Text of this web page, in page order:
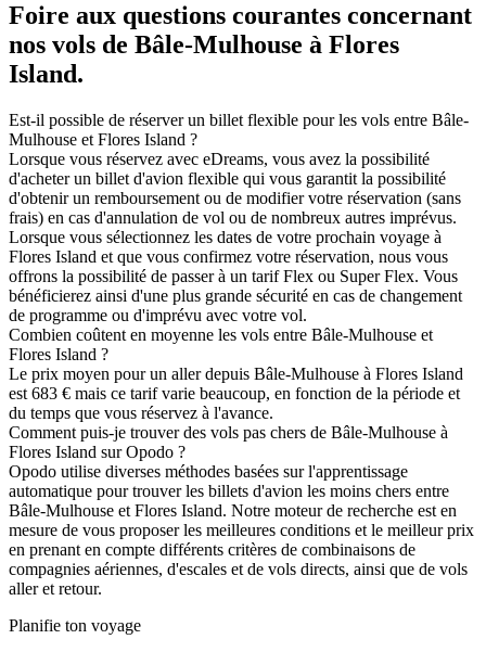
Foire aux questions courantes concernant
nos vols de Bâle-Mulhouse à Flores
Island.
Est-il possible de réserver un billet flexible pour les vols entre Bâle-
Mulhouse et Flores Island ?
Lorsque vous réservez avec eDreams, vous avez la possibilité
d'acheter un billet d'avion flexible qui vous garantit la possibilité
d'obtenir un remboursement ou de modifier votre réservation (sans
frais) en cas d'annulation de vol ou de nombreux autres imprévus.
Lorsque vous sélectionnez les dates de votre prochain voyage à
Flores Island et que vous confirmez votre réservation, nous vous
offrons la possibilité de passer à un tarif Flex ou Super Flex. Vous
bénéficierez ainsi d'une plus grande sécurité en cas de changement
de programme ou d'imprévu avec votre vol.
Combien coûtent en moyenne les vols entre Bâle-Mulhouse et
Flores Island ?
Le prix moyen pour un aller depuis Bâle-Mulhouse à Flores Island
est 683 € mais ce tarif varie beaucoup, en fonction de la période et
du temps que vous réservez à l'avance.
Comment puis-je trouver des vols pas chers de Bâle-Mulhouse à
Flores Island sur Opodo ?
Opodo utilise diverses méthodes basées sur l'apprentissage
automatique pour trouver les billets d'avion les moins chers entre
Bâle-Mulhouse et Flores Island. Notre moteur de recherche est en
mesure de vous proposer les meilleures conditions et le meilleur prix
en prenant en compte différents critères de combinaisons de
compagnies aériennes, d'escales et de vols directs, ainsi que de vols
aller et retour.
Planifie ton voyage